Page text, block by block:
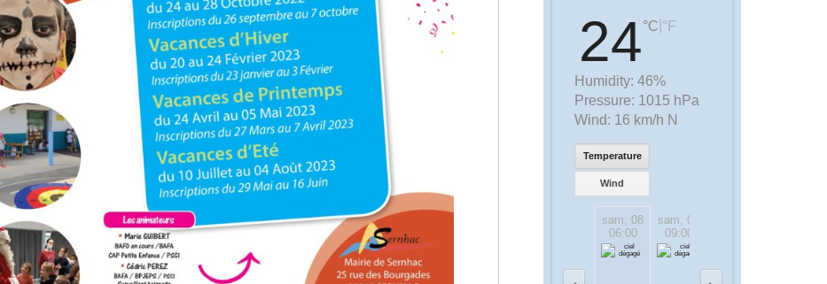
24°C °F
Humidity: 46%
Pressure: 1015 hPa
Wind: 16 km/h N
Temperature
Wind
sam, 08
06:00
sam, 08
09:00